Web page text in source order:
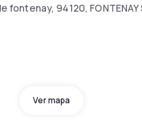
fontenay, 94120, FONTENAY
Ver mapa